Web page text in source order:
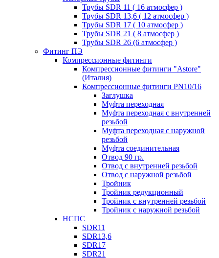
Трубы SDR 11 ( 16 атмосфер )
Трубы SDR 13,6 ( 12 атмосфер )
Трубы SDR 17 ( 10 атмосфер )
Трубы SDR 21 ( 8 атмосфер )
Трубы SDR 26 (6 атмосфер )
Фитинг ПЭ
Компрессионные фитинги
Компрессионные фитинги "Astore"
(Италия)
Компрессионные фитинги PN10/16
Заглушка
Муфта переходная
Муфта переходная с внутренней
резьбой
Муфта переходная с наружной
резьбой
Муфта соединительная
Отвод 90 гр.
Отвод с внутренней резьбой
Отвод с наружной резьбой
Тройник
Тройник редукционный
Тройник с внутренней резьбой
Тройник с наружной резьбой
НСПС
SDR11
SDR13,6
SDR17
SDR21